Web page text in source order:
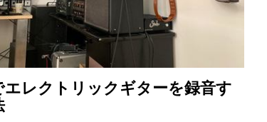
エレクトリックギターを録音す